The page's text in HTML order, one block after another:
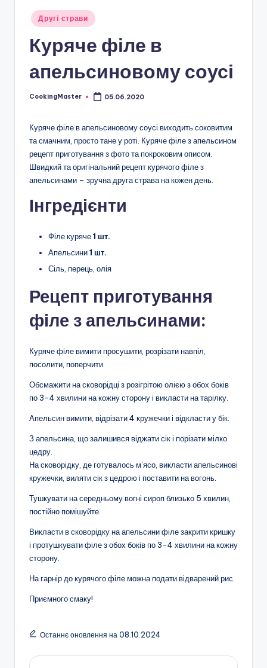
Опубліковано
у
Другі страви
Куряче філе в
апельсиновому соусі
Опубліковано
CookingMaster 05.06.2020
Куряче філе в апельсиновому соусі виходить соковитим
та смачним, просто тане у роті. Куряче філе з апельсином
рецепт приготування з фото та покроковим описом.
Швидкий та оригінальний рецепт курячого філе з
апельсинами – зручна друга страва на кожен день.
Інгредієнти
Філе куряче1 шт.
Апельсини1 шт.
Сіль, перець, олія
Рецепт приготування
філе з апельсинами:
Куряче філе вимити просушити, розрізати навпіл,
посолити, поперчити.
Обсмажити на сковорідці з розігрітою олією з обох боків
по 3-4 хвилини на кожну сторону і викласти на тарілку.
Апельсин вимити, відрізати 4 кружечки і відкласти у бік.
З апельсина, що залишився віджати сік і порізати мілко
цедру.
На сковорідку, де готувалось м’ясо, викласти апельсинові
кружечки, виляти сік з цедрою і поставити на вогонь.
Тушкувати на середньому вогні сироп близько 5 хвилин,
постійно помішуйте.
Викласти в сковорідку на апельсини філе закрити кришку
і протушкувати філе з обох боків по 3-4 хвилини на кожну
сторону.
На гарнір до курячого філе можна подати відварений рис.
Приємного смаку!
Останнє оновлення на 08.10.2024